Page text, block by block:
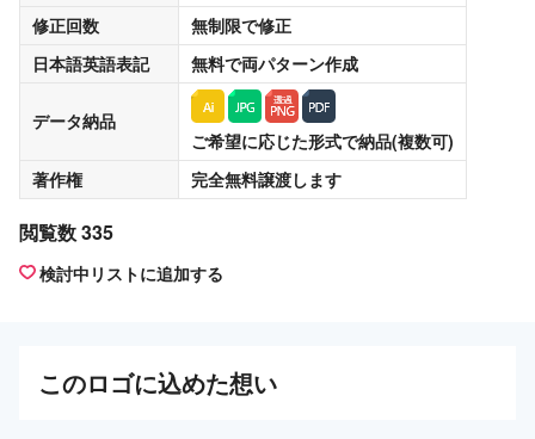
修正回数
無制限で修正
日本語英語表記
無料で両パターン作成
データ納品
ご希望に応じた形式で納品(複数可)
著作権
完全無料譲渡します
閲覧数 335
検討中リストに追加する
このロゴに込めた想い